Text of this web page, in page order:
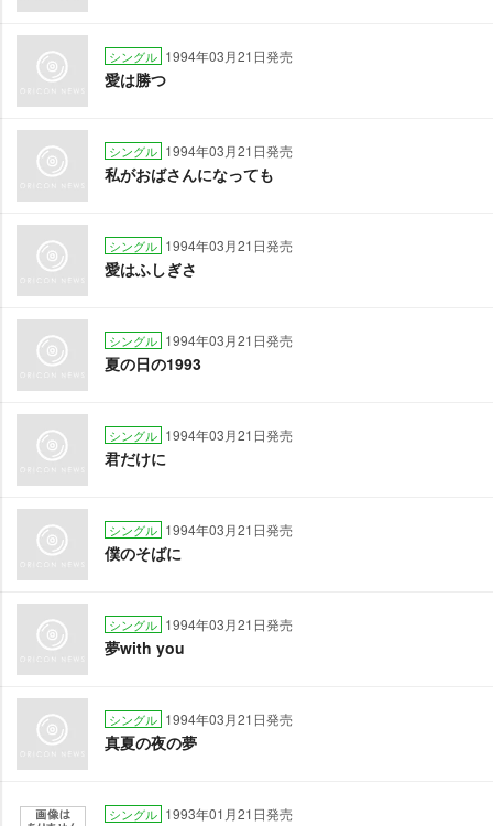
シングル 1994年03月21日発売
愛は勝つ
シングル 1994年03月21日発売
私がおばさんになっても
シングル 1994年03月21日発売
愛はふしぎさ
シングル 1994年03月21日発売
夏の日の1993
シングル 1994年03月21日発売
君だけに
シングル 1994年03月21日発売
僕のそばに
シングル 1994年03月21日発売
夢with you
シングル 1994年03月21日発売
真夏の夜の夢
シングル 1993年01月21日発売